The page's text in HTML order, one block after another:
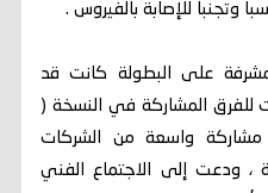
وتجنبا للإصابة بالفيروس .
على البطولة كانت قد
المشاركة في النسخة (
مشاركة واسعة من الشركات
، ودعت إلى الاجتماع الفني